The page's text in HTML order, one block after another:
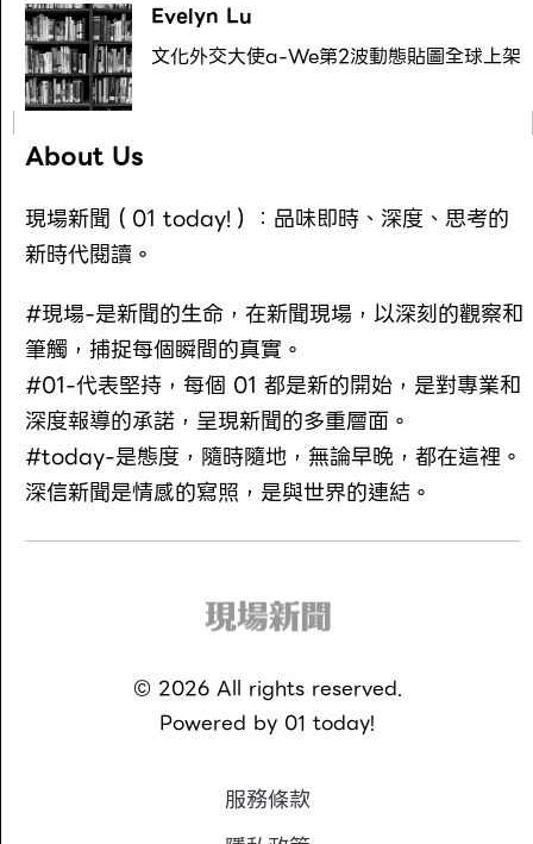
Evelyn Lu
文化外交大使a-We第2波動態貼圖全球上架
About Us
現場新聞（01 today!）：品味即時、深度、思考的
新時代閱讀。
#現場-是新聞的生命，在新聞現場，以深刻的觀察和
筆觸，捕捉每個瞬間的真實。
#01-代表堅持，每個 01 都是新的開始，是對專業和
深度報導的承諾，呈現新聞的多重層面。
#today-是態度，隨時隨地，無論早晚，都在這裡。
深信新聞是情感的寫照，是與世界的連結。
© 2026All rights reserved.
Powered by 01 today!
服務條款